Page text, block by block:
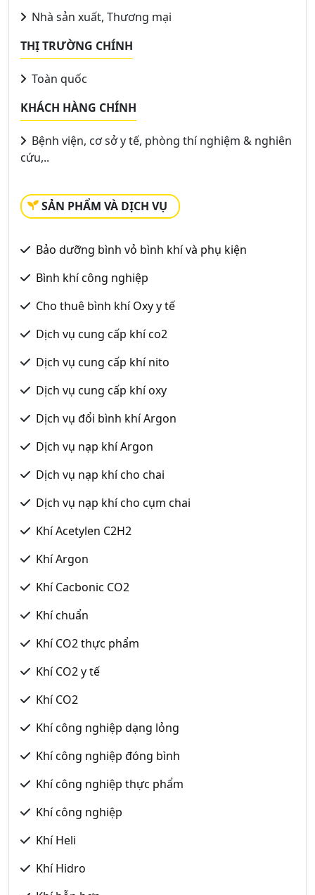
Nhà sản xuất, Thương mại
THỊ TRƯỜNG CHÍNH
Toàn quốc
KHÁCH HÀNG CHÍNH
Bệnh viện, cơ sở y tế, phòng thí nghiệm & nghiên
cứu,..
SẢN PHẨM VÀ DỊCH VỤ
Bảo dưỡng bình vỏ bình khí và phụ kiện
Bình khí công nghiệp
Cho thuê bình khí Oxy y tế
Dịch vụ cung cấp khí co2
Dịch vụ cung cấp khí nito
Dịch vụ cung cấp khí oxy
Dịch vụ đổi bình khí Argon
Dịch vụ nạp khí Argon
Dịch vụ nạp khí cho chai
Dịch vụ nạp khí cho cụm chai
Khí Acetylen C2H2
Khí Argon
Khí Cacbonic CO2
Khí chuẩn
Khí CO2 thực phẩm
Khí CO2 y tế
Khí CO2
Khí công nghiệp dạng lỏng
Khí công nghiệp đóng bình
Khí công nghiệp thực phẩm
Khí công nghiệp
Khí Heli
Khí Hidro